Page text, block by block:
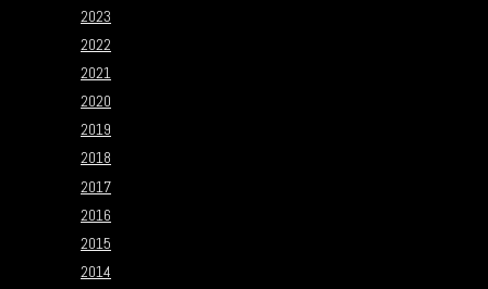
2023
2022
2021
2020
2019
2018
2017
2016
2015
2014